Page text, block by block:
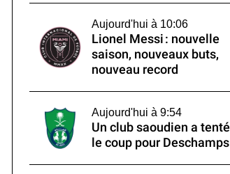
Aujourd'hui à 10:06
Lionel Messi : nouvelle
saison, nouveaux buts,
nouveau record
Aujourd'hui à 9:54
Un club saoudien a tenté
le coup pour Deschamps